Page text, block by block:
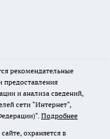
рекомендательные
и анализа сведений,
сети "Интернет",
Подробнее
охраняется в